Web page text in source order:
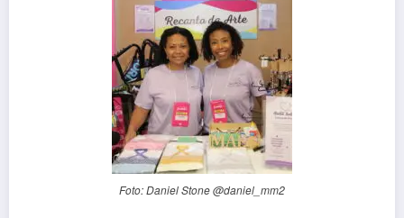
Foto: Daniel Stone @daniel_mm2